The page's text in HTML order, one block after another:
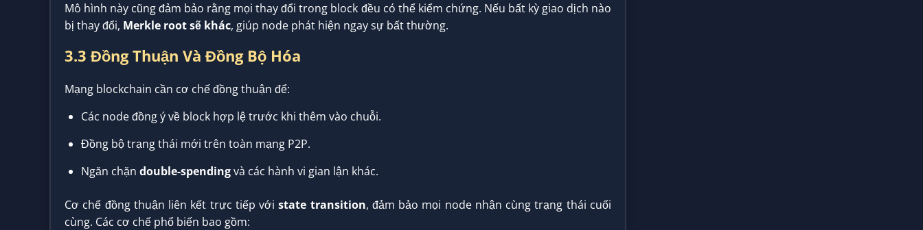
Mô hình này cũng đảm bảo rằng mọi thay đổi trong block đều có thể kiểm chứng. Nếu bất kỳ giao dịch nào
bị thay đổi, Merkle root sẽ khác, giúp node phát hiện ngay sự bất thường.
3.3 Đồng Thuận Và Đồng Bộ Hóa
Mạng blockchain cần cơ chế đồng thuận để:
Các node đồng ý về block hợp lệ trước khi thêm vào chuỗi.
Đồng bộ trạng thái mới trên toàn mạng P2P.
Ngăn chặn double-spendingvà các hành vi gian lận khác.
Cơ chế đồng thuận liên kết trực tiếp vớistate transition, đảm bảo mọi node nhận cùng trạng thái cuối
cùng. Các cơ chế phổ biến bao gồm: